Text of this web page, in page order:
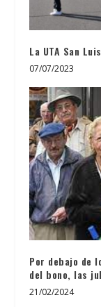
La UTA San
07/07/2023
Por debajo de
del bono, las
21/02/2024